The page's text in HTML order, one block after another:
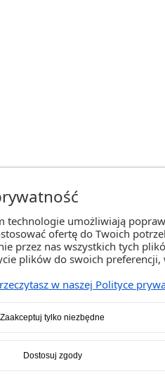
technologie umożliwiają
ofertę do Twoich
przez nas wszystkich tych
plików do swoich preferencji,
w naszej Polityce
Zaakceptuj tylko niezbędne
Dostosuj zgody